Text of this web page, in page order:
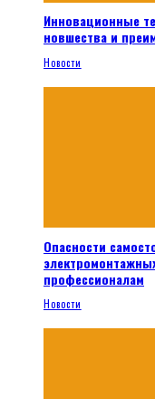
Инновационные
новшества и
Новости
Опасности
профессионалам
Новости